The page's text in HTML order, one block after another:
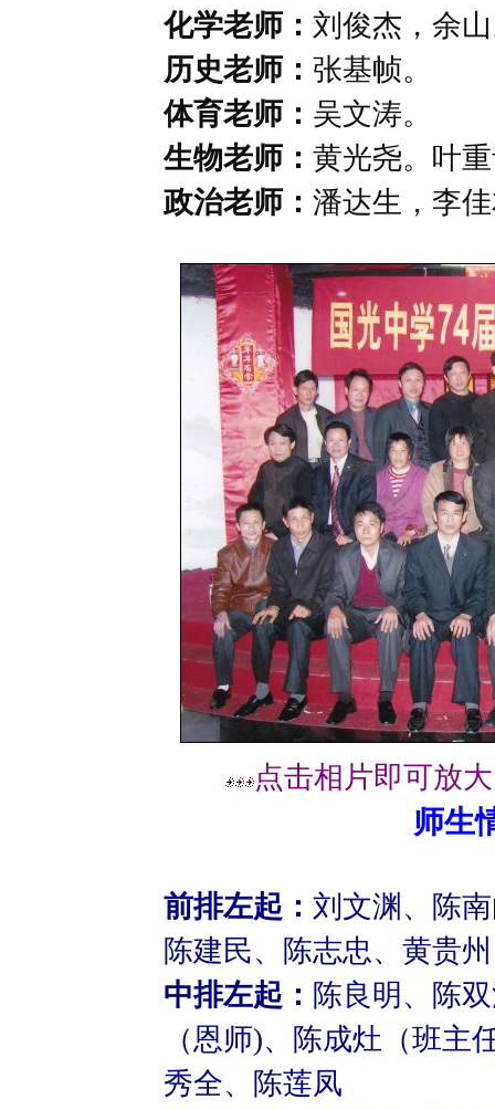
化学老师： 刘俊杰，余
历史老师： 张基帧。
体育老师： 吴文涛。
生物老师： 黄光尧。叶
政治老师： 潘达生，李
点击相片即可放
师生
前排左起： 刘文渊、陈
陈建民、陈志忠、黄贵
中排左起： 陈良明、陈
（恩师)、陈成灶（班主
秀全、陈莲凤